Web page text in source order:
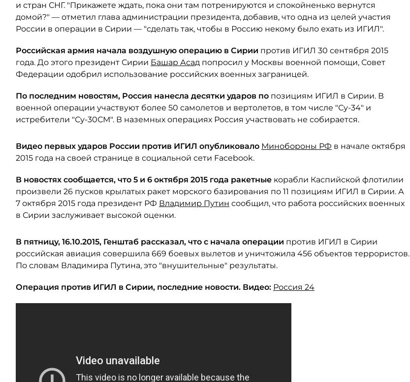
и стран СНГ. "Прикажете ждать, пока они там потренируются и спокойненько вернутся
домой?" — отметил глава администрации президента, добавив, что одна из целей участия
России в операции в Сирии — "сделать так, чтобы в Россию некому было ехать из ИГИЛ".
Российская армия начала воздушную операцию в Сирии против ИГИЛ 30 сентября 2015
года. До этого президент Сирии Башар Асад попросил у Москвы военной помощи, Совет
Федерации одобрил использование российских военных заграницей.
По последним новостям, Россия нанесла десятки ударов по позициям ИГИЛ в Сирии. В
военной операции участвуют более 50 самолетов и вертолетов, в том числе "Су-34" и
истребители "Су-30СМ". В наземных операциях Россия участвовать не собирается.
Видео первых ударов России против ИГИЛ опубликовало Минобороны РФ в начале октября
2015 года на своей странице в социальной сети Facebook.
В новостях сообщается, что 5 и 6 октября 2015 года ракетные корабли Каспийской флотилии
произвели 26 пусков крылатых ракет морского базирования по 11 позициям ИГИЛ в Сирии. А
7 октября 2015 года президент РФ Владимир Путин сообщил, что работа российских военных
в Сирии заслуживает высокой оценки.
В пятницу, 16.10.2015, Генштаб рассказал, что с начала операции против ИГИЛ в Сирии
российская авиация совершила 669 боевых вылетов и уничтожила 456 объектов террористов.
По словам Владимира Путина, это "внушительные" результаты.
Операция против ИГИЛ в Сирии, последние новости. Видео: Россия 24